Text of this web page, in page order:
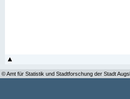
© Amt für Statistik und Stadtforschung der Stadt